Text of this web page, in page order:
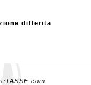
differita